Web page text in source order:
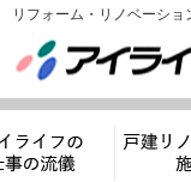
リフォーム・リノベーシ